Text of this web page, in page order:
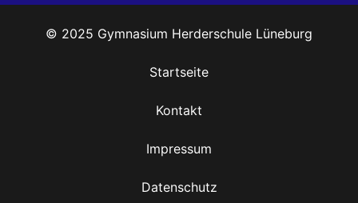
© 2025 Gymnasium Herderschule Lüneburg
Startseite
Kontakt
Impressum
Datenschutz